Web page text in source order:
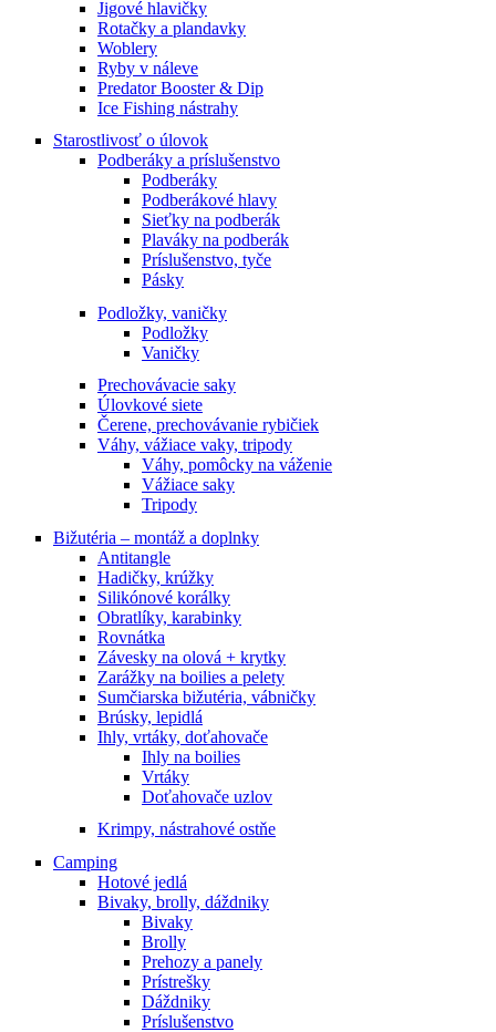
Jigové hlavičky
Rotačky a plandavky
Woblery
Ryby v náleve
Predator Booster & Dip
Ice Fishing nástrahy
Starostlivosť o úlovok
Podberáky a príslušenstvo
Podberáky
Podberákové hlavy
Sieťky na podberák
Plaváky na podberák
Príslušenstvo, tyče
Pásky
Podložky, vaničky
Podložky
Vaničky
Prechovávacie saky
Úlovkové siete
Čerene, prechovávanie rybičiek
Váhy, vážiace vaky, tripody
Váhy, pomôcky na váženie
Vážiace saky
Tripody
Bižutéria – montáž a doplnky
Antitangle
Hadičky, krúžky
Silikónové korálky
Obratlíky, karabinky
Rovnátka
Závesky na olová + krytky
Zarážky na boilies a pelety
Sumčiarska bižutéria, vábničky
Brúsky, lepidlá
Ihly, vrtáky, doťahovače
Ihly na boilies
Vrtáky
Doťahovače uzlov
Krimpy, nástrahové ostňe
Camping
Hotové jedlá
Bivaky, brolly, dáždniky
Bivaky
Brolly
Prehozy a panely
Prístrešky
Dáždniky
Príslušenstvo